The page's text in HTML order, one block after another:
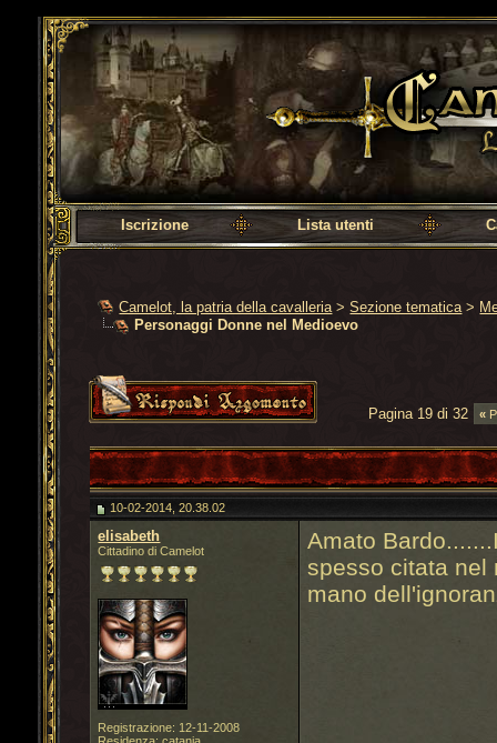
Camelot, la patria della cavalleria
Iscrizione Lista utenti
Camelot, la patria della cavalleria >Sezione tematica >
Personaggi Donne nel Medioevo
Pagina 19 di 32 «
10-02-2014, 20.38.02
elisabeth
Cittadino di Camelot
Registrazione: 12-11-2008
Amato
spesso citata nel
mano